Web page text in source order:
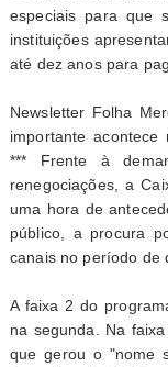
especiais para que
instituições
até dez anos para
Newsletter Folha
importante
*** Frente à
renegociações, a
uma hora de
público, a procura
canais no período de
A faixa 2 do
na segunda. Na
que gerou o "nome